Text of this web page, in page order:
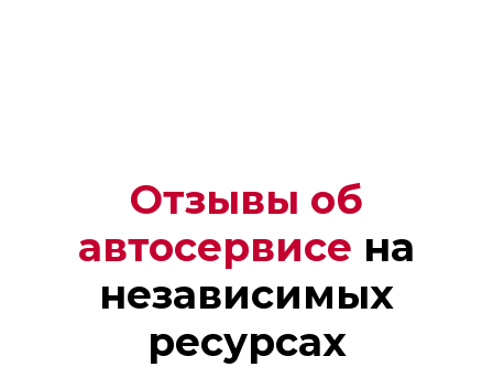
Денис
Мастер
Отзывы об
автосервисе на
независимых
ресурсах